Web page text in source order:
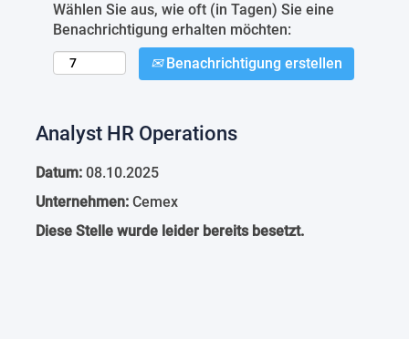
Wählen Sie aus, wie oft (in Tagen) Sie eine
Benachrichtigung erhalten möchten:
Benachrichtigung erstellen
Analyst HR Operations
Datum: 08.10.2025
Unternehmen: Cemex
Diese Stelle wurde leider bereits besetzt.